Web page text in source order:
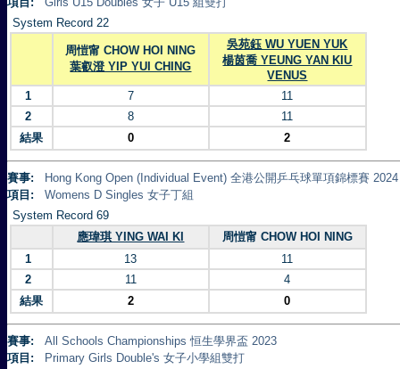
System Record 22
周愷甯 CHOW HOI NING
葉叡澄 YIP YUI CHING
吳苑鈺 WU YUEN YUK
楊茵喬 YEUNG YAN KIU
VENUS
1
7
11
2
8
11
結果
0 2
賽事:
Hong Kong Open (Individual Event) 全港公開乒乓球單項錦標賽 2024
項目:
Womens D Singles 女子丁組
System Record 69
應瑋琪 YING WAI KI
周愷甯 CHOW HOI NING
1
13
11
2
11
4
結果
2 0
賽事:
All Schools Championships 恒生學界盃 2023
項目:
Primary Girls Double's 女子小學組雙打